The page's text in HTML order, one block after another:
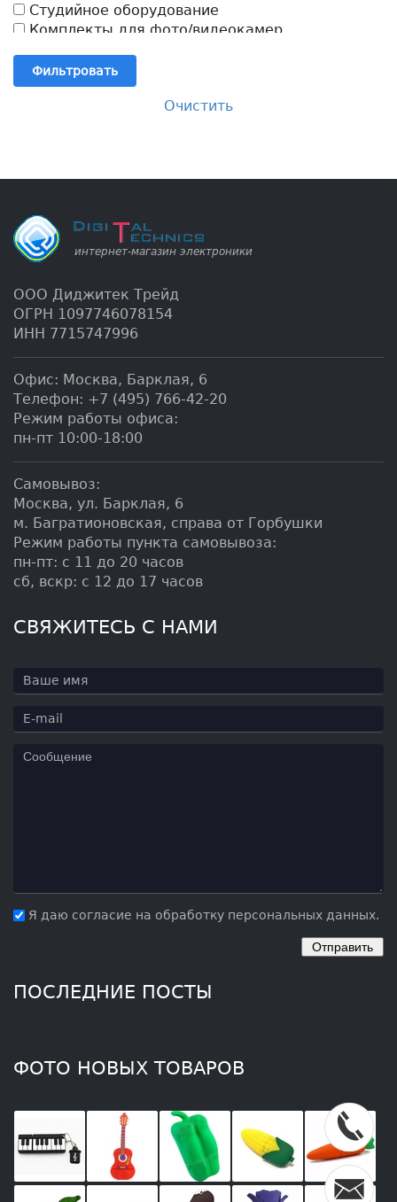
Студийное оборудование
Комплекты для фото/видеокамер
Фильтровать
Очистить
ООО Диджитек Трейд
ОГРН 1097746078154
ИНН 7715747996
Офис: Москва, Барклая, 6
Телефон: +7 (495) 766-42-20
Режим работы офиса:
пн-пт 10:00-18:00
Самовывоз:
Москва, ул. Барклая, 6
м. Багратионовская, справа от Горбушки
Режим работы пункта самовывоза:
пн-пт: с 11 до 20 часов
сб, вскр: с 12 до 17 часов
СВЯЖИТЕСЬ С НАМИ
Я даю согласие на обработку персональных данных.
ПОСЛЕДНИЕ ПОСТЫ
ФОТО НОВЫХ ТОВАРОВ